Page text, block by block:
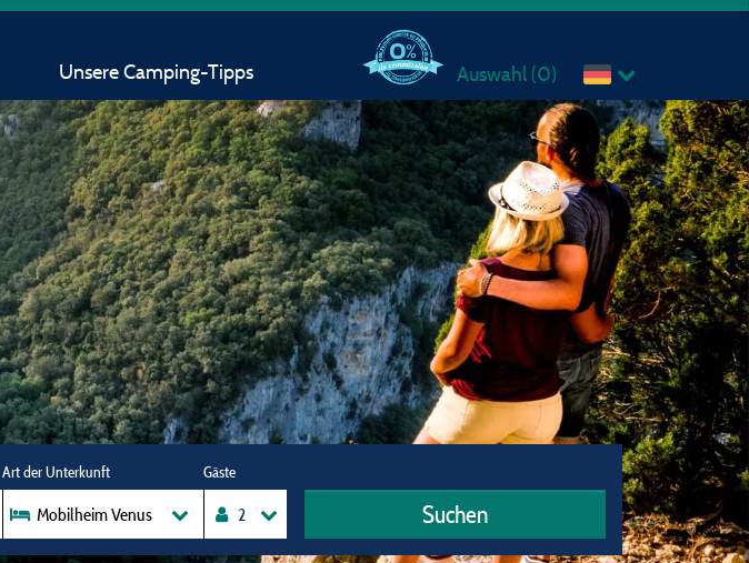
Unsere Camping-Tipps Auswahl (0)
Art der Unterkunft
Mobilheim Venus
Gäste
Suchen